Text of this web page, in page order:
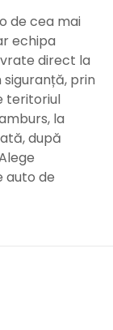
de cea mai
echipa
direct la
prin
teritoriul
la
după
auto de